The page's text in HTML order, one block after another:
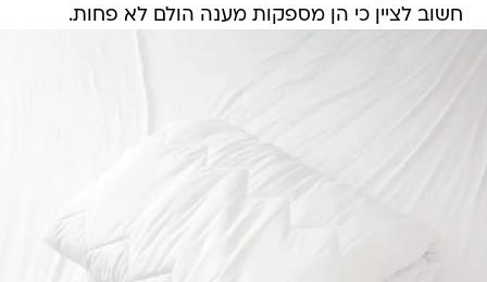
חשוב לציין כי הן מספקות מענה הולם לא פחות.